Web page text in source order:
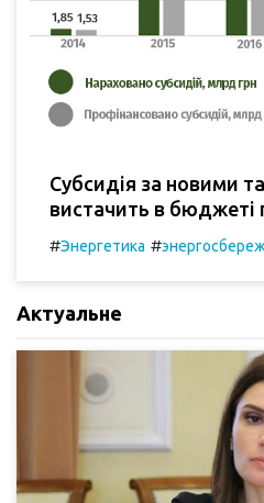
Субсидія за новими
вистачить в бюджеті
#Энергетика #
Актуальне